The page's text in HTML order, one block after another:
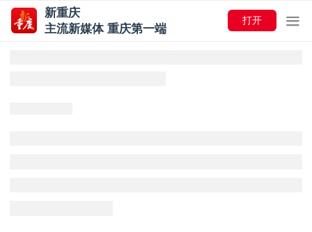
新重庆
主流新媒体 重庆第一端
打开